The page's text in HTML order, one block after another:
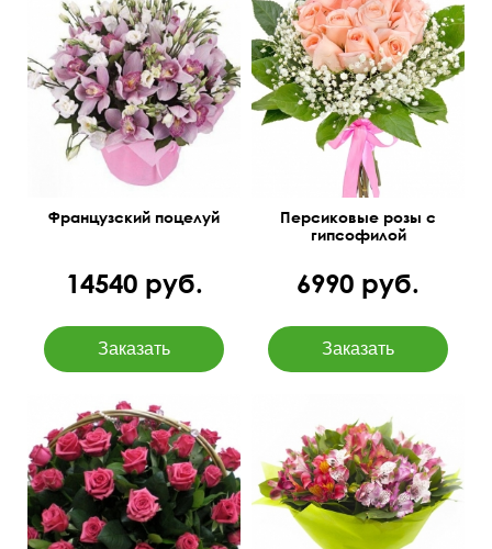
Букет из орхидеи
(цимбидиум) и эустомы,
способный показать всю
серьезность ваших
намерений.
50 см
45 см
Французский поцелуй
14540 руб.
50 см 35 см
Персиковые розы с
гипсофилой
6990 руб.
75 см 65 см 17 веток альстромерий